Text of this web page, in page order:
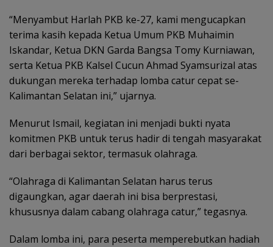
“Menyambut Harlah PKB ke-27, kami mengucapkan
terima kasih kepada Ketua Umum PKB Muhaimin
Iskandar, Ketua DKN Garda Bangsa Tomy Kurniawan,
serta Ketua PKB Kalsel Cucun Ahmad Syamsurizal atas
dukungan mereka terhadap lomba catur cepat se-
Kalimantan Selatan ini,” ujarnya.
Menurut Ismail, kegiatan ini menjadi bukti nyata
komitmen PKB untuk terus hadir di tengah masyarakat
dari berbagai sektor, termasuk olahraga.
“Olahraga di Kalimantan Selatan harus terus
digaungkan, agar daerah ini bisa berprestasi,
khususnya dalam cabang olahraga catur,” tegasnya.
Dalam lomba ini, para peserta memperebutkan hadiah